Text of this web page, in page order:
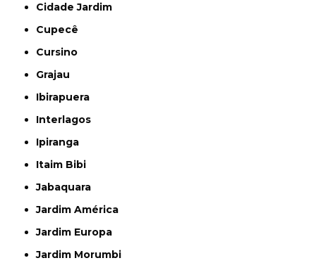
Cidade Jardim
Cupecê
Cursino
Grajau
Ibirapuera
Interlagos
Ipiranga
Itaim Bibi
Jabaquara
Jardim América
Jardim Europa
Jardim Morumbi